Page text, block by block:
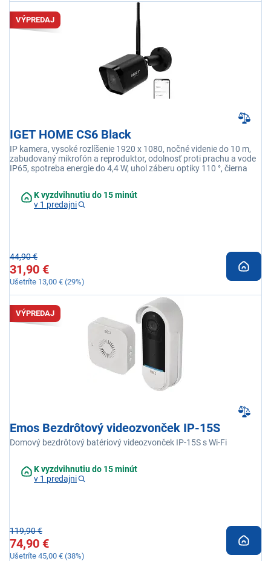
VÝPREDAJ
IGET HOME CS6 Black
IP kamera, vysoké rozlíšenie 1920 x 1080, nočné videnie do 10 m,
zabudovaný mikrofón a reproduktor, odolnosť proti prachu a vode
IP65, spotreba energie do 4,4 W, uhol záberu optiky 110 °, čierna
K vyzdvihnutiu do 15 minút
v 1 predajni
44,90 €
31,90 €
Ušetríte 13,00 € (29%)
VÝPREDAJ
Emos Bezdrôtový videozvonček IP-15S
Domový bezdrôtový batériový videozvonček IP-15S s Wi-Fi
K vyzdvihnutiu do 15 minút
v 1 predajni
119,90 €
74,90 €
Ušetríte 45,00 € (38%)